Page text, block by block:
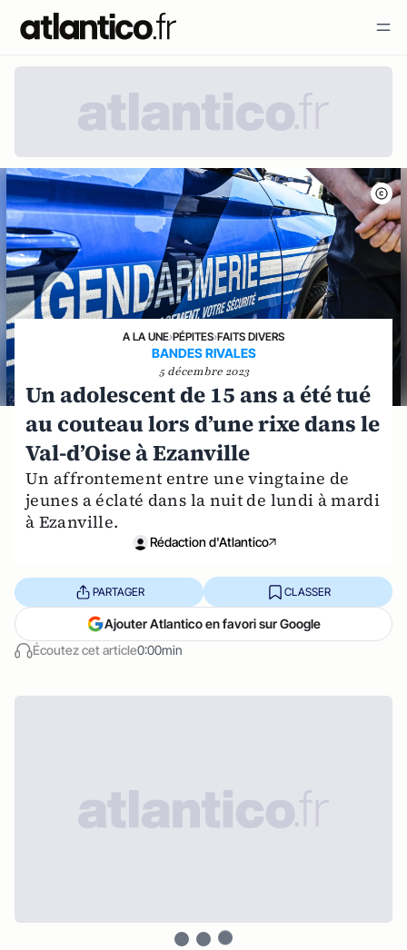
A LA UNE›PÉPITES›FAITS DIVERS
BANDES RIVALES
5 décembre 2023
Un adolescent de 15 ans a été tué
au couteau lors d’une rixe dans le
Val-d’Oise à Ezanville
Un affrontement entre une vingtaine de
jeunes a éclaté dans la nuit de lundi à mardi
à Ezanville.
Rédaction d'Atlantico
Écoutez cet article0:00min
PARTAGER CLASSER
Ajouter Atlantico en favori sur Google